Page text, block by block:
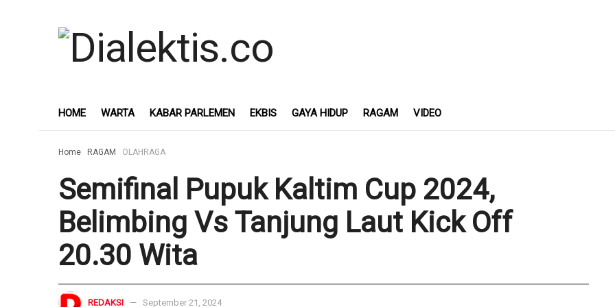
HOME WARTA KABAR PARLEMEN EKBIS GAYA HIDUP RAGAM VIDEO
Home RAGAM OLAHRAGA
Semifinal Pupuk Kaltim Cup 2024,
Belimbing Vs Tanjung Laut Kick Off
20.30 Wita
REDAKSI September 21, 2024